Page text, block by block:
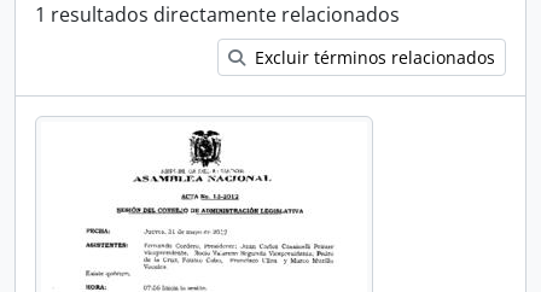
1 resultados directamente relacionados
Excluir términos relacionados